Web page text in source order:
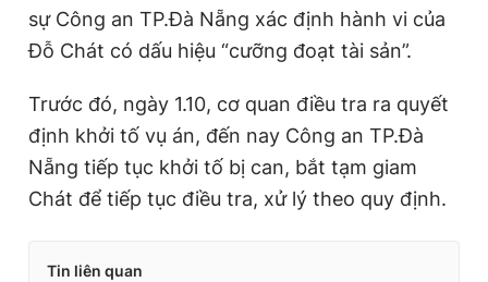
sự Công an TP.Đà Nẵng xác định hành vi của
Đỗ Chát có dấu hiệu “cưỡng đoạt tài sản”.
Trước đó, ngày 1.10, cơ quan điều tra ra quyết
định khởi tố vụ án, đến nay Công an TP.Đà
Nẵng tiếp tục khởi tố bị can, bắt tạm giam
Chát để tiếp tục điều tra, xử lý theo quy định.
Tin liên quan